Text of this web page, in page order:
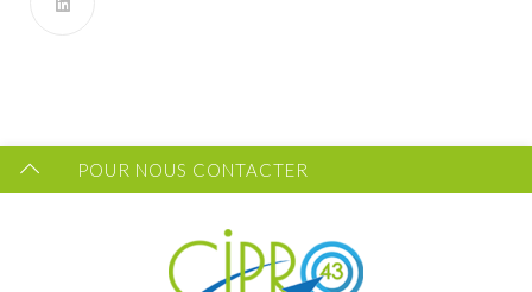
FORMULAIRE DE CONTACT
POUR NOUS CONTACTER